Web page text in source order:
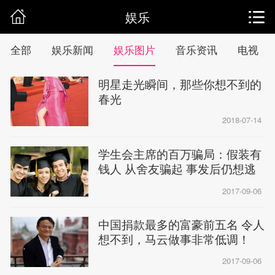
娱乐
全部 娱乐新闻 娱乐图片 音乐资讯 电视
明星走光瞬间，那些你想不到的
春光
2018-07-14
学生会主席的百万骗局：假装有
钱人 从舍友骗起 事发后仍想逃
2017-09-06
中国捐款最多的富豪前五名 令人
想不到，马云做事非常低调！
2017-09-06